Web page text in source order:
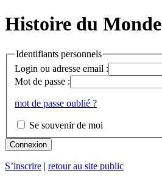
Histoire du Monde
Identifiants personnels
Login ou adresse email :
Mot de passe :
mot de passe oublié ?
Se souvenir de moi
Connexion
S’inscrire retour au site public